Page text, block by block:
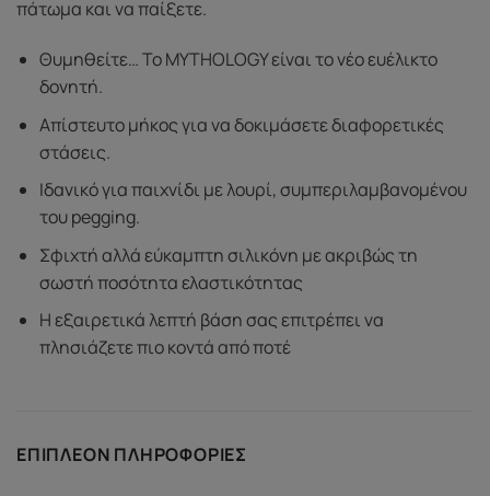
πάτωμα και να παίξετε.
Θυμηθείτε… Το MYTHOLOGY είναι το νέο ευέλικτο
δονητή.
Απίστευτο μήκος για να δοκιμάσετε διαφορετικές
στάσεις.
Ιδανικό για παιχνίδι με λουρί, συμπεριλαμβανομένου
του pegging.
Σφιχτή αλλά εύκαμπτη σιλικόνη με ακριβώς τη
σωστή ποσότητα ελαστικότητας
Η εξαιρετικά λεπτή βάση σας επιτρέπει να
πλησιάζετε πιο κοντά από ποτέ
ΕΠΙΠΛΈΟΝ ΠΛΗΡΟΦΟΡΊΕΣ